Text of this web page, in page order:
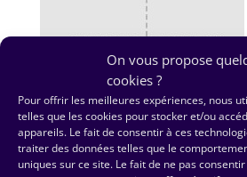
On vous propose
cookies ?
Pour offrir les meilleures expériences, nous
telles que les cookies pour stocker et/ou
appareils. Le fait de consentir à ces
traiter des données telles que le
uniques sur ce site. Le fait de ne pas
Confidentialité